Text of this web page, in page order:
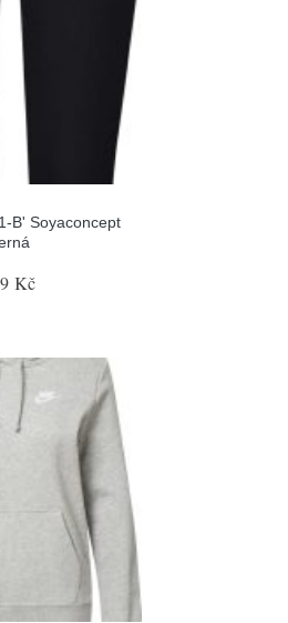
B' Soyaconcept
Kč